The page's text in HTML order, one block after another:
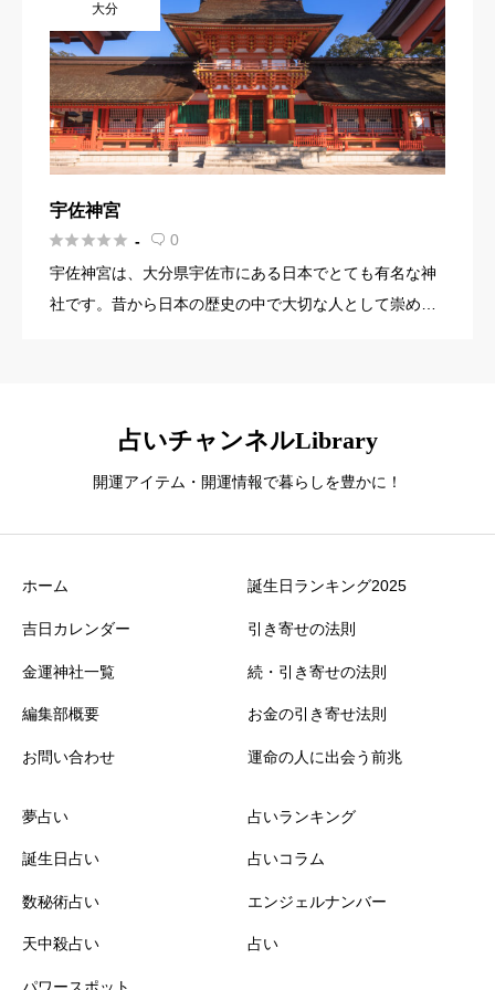
大分
宇佐神宮
 -  0
宇佐神宮は、大分県宇佐市にある日本でとても有名な神
社です。昔から日本の歴史の中で大切な人として崇めら
占いチャンネルLibrary
開運アイテム・開運情報で暮らしを豊かに！
ホーム
吉日カレンダー
金運神社一覧
編集部概要
お問い合わせ
誕生日ランキング2025
引き寄せの法則
続・引き寄せの法則
お金の引き寄せ法則
運命の人に出会う前兆
夢占い
誕生日占い
数秘術占い
天中殺占い
占いランキング
占いコラム
エンジェルナンバー
占い